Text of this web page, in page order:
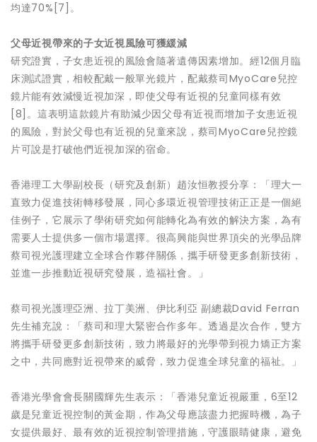
均達70%[7]。
父母近視帶來的子女近視風險可獲緩減
研究證實，子女患近視的風險會隨著遺傳因素增加。經12個月臨
床測試證實，相較配戴一般單光鏡片，配戴蔡司MyoCare兒控
鏡片能有效減慢近視加深，即使父母有近視的兒童同樣有效
[8]。這表明這款鏡片有助減少因父母有近視而增加子女患近視
的風險，對於父母也有近視的兒童來說，蔡司MyoCare兒控鏡
片可說是打破他們近視加深的宿命。
香港理工大學副校長（研究及創新）趙汝恒教授分享：「理大一
直致力促進技術轉移發展，同心多環近視管理技術正正是一個絕
佳例子，它展示了學術研究如何能轉化為有效的解決方案，為有
需要人士提供多一個市場選擇。很高興能與世界頂尖的光學品牌
蔡司視光護理建立全球合作夥伴關係，攜手研發更多創新技術，
並進一步推動近視研究發展，造福社會。」
蔡司視光護理亞洲、拉丁美洲、伊比利亞 副總裁David Ferran
先生補充說：「蔡司和理大緊密合作多年。透過是次合作，雙方
將攜手研發更多創新技術，致力將最好的光學帶到視力矯正方案
之中，共同應對近視帶來的威脅，致力促進全球兒童的福祉。」
香港光學會會長關國輝先生表示：「香港兒童近視嚴重，6至12
歲是兒童近視控制的黃金期，作為父母應該盡力把握時機，為子
女提供最好、最有效的近視控制管理措施，守護眼睛健康，避免